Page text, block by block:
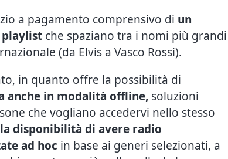
a pagamento comprensivo di un
che spaziano tra i nomi più grandi
(da Elvis a Vasco Rossi).
in quanto offre la possibilità di
anche in modalità offline,soluzioni
che vogliano accedervi nello stesso
disponibilità di avere radio
ad hoc in base ai generi selezionati, a